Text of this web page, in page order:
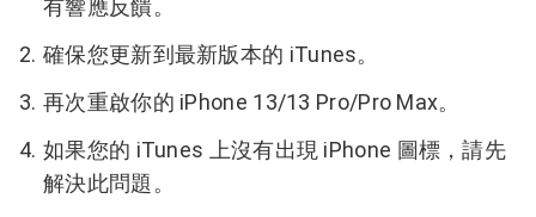
有響應反饋。
確保您更新到最新版本的 iTunes。
再次重啟你的 iPhone 13/13 Pro/Pro Max。
如果您的 iTunes 上沒有出現 iPhone 圖標，請先
解決此問題。